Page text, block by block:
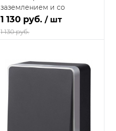
заземлением и со
шторками Werkel Gallant
(черный с серебром)
W5073134
1 130 руб. / шт
1 130 руб.
клик